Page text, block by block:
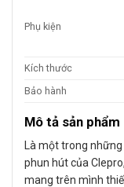
Phụ kiện
Kích thước
Bảo hành
Mô tả sản phẩm
Là một trong
phun hút của
mang trên mình